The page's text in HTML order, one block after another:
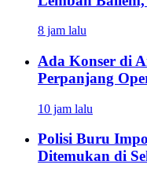
8 jam lalu
Ada Konser di
Perpanjang
10 jam lalu
Polisi Buru
Ditemukan di